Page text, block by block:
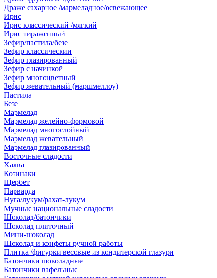
Драже сахарное /мармеладное/освежающее
Ирис
Ирис классический /мягкий
Ирис тираженный
Зефир/пастила/безе
Зефир классический
Зефир глазированный
Зефир с начинкой
Зефир многоцветный
Зефир жевательный (маршмеллоу)
Пастила
Безе
Мармелад
Мармелад желейно-формовой
Мармелад многослойный
Мармелад жевательный
Мармелад глазированный
Восточные сладости
Халва
Козинаки
Щербет
Парварда
Нуга/лукум/рахат-лукум
Мучные национальные сладости
Шоколад/батончики
Шоколад плиточный
Мини-шоколад
Шоколад и конфеты ручной работы
Плитка /фигурки весовые из кондитерской глазури
Батончики шоколадные
Батончики вафельные